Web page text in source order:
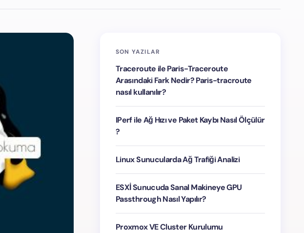
SON YAZILAR
Traceroute ile Paris-Traceroute
Arasındaki Fark Nedir? Paris-tracroute
nasıl kullanılır?
IPerf ile Ağ Hızı ve Paket Kaybı Nasıl Ölçülür
?
Linux Sunucularda Ağ Trafiği Analizi
ESXİ Sunucuda Sanal Makineye GPU
Passthrough Nasıl Yapılır?
Proxmox VE Cluster Kurulumu